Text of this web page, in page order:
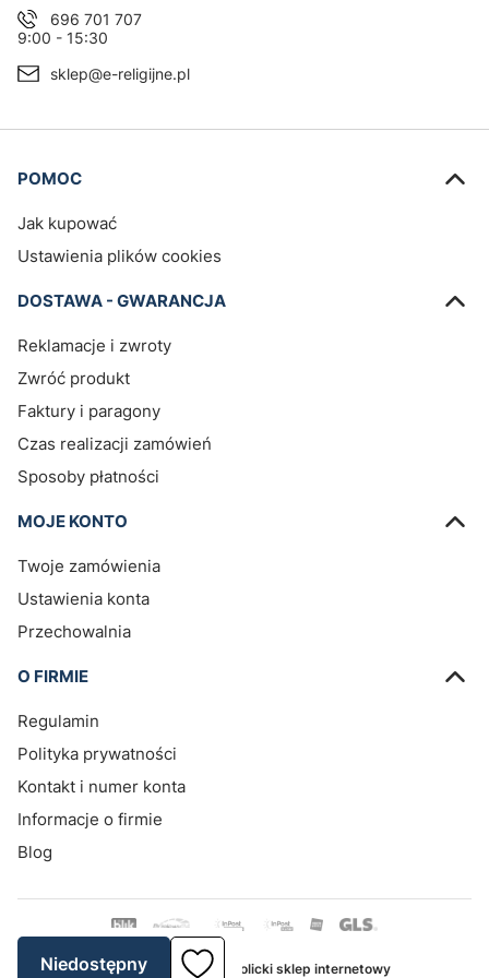
696 701 707
9:00 - 15:30
sklep@e-religijne.pl
Linki w stopce
POMOC
Jak kupować
Ustawienia plików cookies
DOSTAWA - GWARANCJA
Reklamacje i zwroty
Zwróć produkt
Faktury i paragony
Czas realizacji zamówień
Sposoby płatności
MOJE KONTO
Twoje zamówienia
Ustawienia konta
Przechowalnia
O FIRMIE
Regulamin
Polityka prywatności
Kontakt i numer konta
Informacje o firmie
Blog
2026 e-religijne.pl katolicki sklep internetowy
Niedostępny